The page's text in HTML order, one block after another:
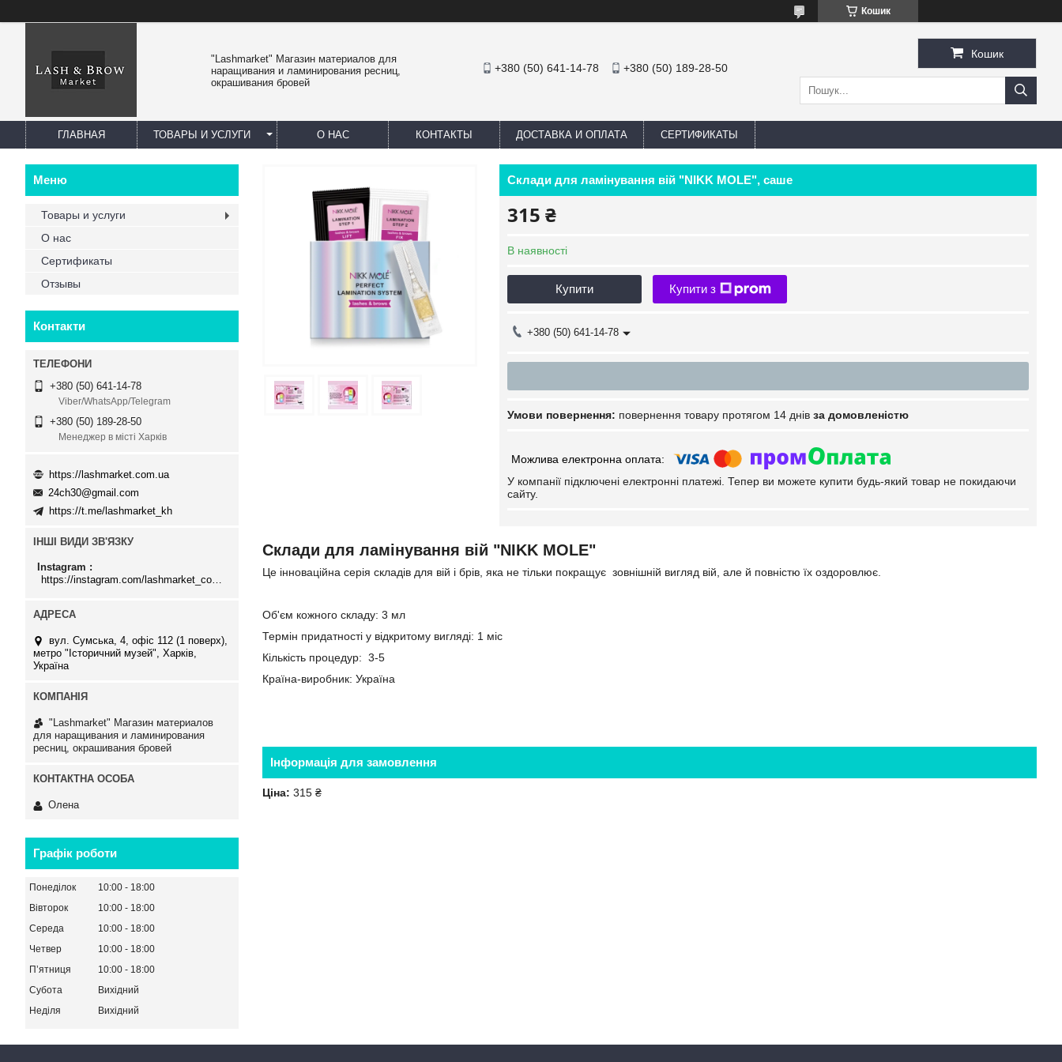
Кошик
"Lashmarket" Магазин материалов для
наращивания и ламинирования ресниц,
окрашивания бровей
+380 (50) 641-14-78 +380 (50) 189-28-50
Кошик
ГЛАВНАЯ ТОВАРЫ И УСЛУГИ О НАС КОНТАКТЫ ДОСТАВКА И ОПЛАТА СЕРТИФИКАТЫ
Склади для ламінування вій "NIKK MOLE", саше
315 ₴
В наявності
Купити Купити з
+380 (50) 641-14-78
повернення товару протягом 14 днів за домовленістю
У компанії підключені електронні платежі. Тепер ви можете купити будь-який товар не покидаючи
сайту.
Склади для ламінування вій "NIKK MOLE"
Це інноваційна серія складів для вій і брів, яка не тільки покращує зовнішній вигляд вій, але й повністю їх оздоровлює.
Об'єм кожного складу: 3 мл
Термін придатності у відкритому вигляді: 1 міс
Кількість процедур: 3-5
Країна-виробник: Україна
Інформація для замовлення
Ціна: 315 ₴
Товары и услуги
О нас
Сертификаты
Отзывы
Контакти
+380 (50) 641-14-78
Viber/WhatsApp/Telegram
+380 (50) 189-28-50
Менеджер в місті Харків
https://lashmarket.com.ua
24ch30@gmail.com
https://t.me/lashmarket_kh
ІНШІ ВИДИ ЗВ'ЯЗКУ
Instagram
вул. Сумська, 4, офіс 112 (1 поверх),
метро "Історичний музей", Харків,
Україна
"Lashmarket" Магазин материалов
для наращивания и ламинирования
ресниц, окрашивания бровей
Олена
Графік роботи
Понеділок 10:00
18:00
Вівторок
10:00
18:00
Середа
10:00
18:00
Четвер
10:00
18:00
Пʼятниця
10:00
18:00
Субота
Вихідний
Неділя
Вихідний